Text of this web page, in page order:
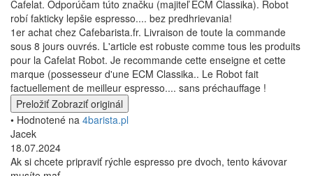
Cafelat. Odporúčam túto značku (majiteľ ECM Classika). Robot
robí fakticky lepšie espresso.... bez predhrievania!
1er achat chez Cafebarista.fr. Livraison de toute la commande
sous 8 jours ouvrés. L'article est robuste comme tous les produits
pour la Cafelat Robot. Je recommande cette enseigne et cette
marque (possesseur d'une ECM Classika.. Le Robot fait
factuellement de meilleur espresso.... sans préchauffage !
Preložiť Zobraziť originál
• Hodnotené na 4barista.pl
Jacek
18.07.2024
Ak si chcete pripraviť rýchle espresso pre dvoch, tento kávovar